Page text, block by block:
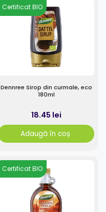
Certificat BIO
Dennree Sirop din curmale, eco
180ml
18.45 lei
Adaugă în coș
Certificat BIO